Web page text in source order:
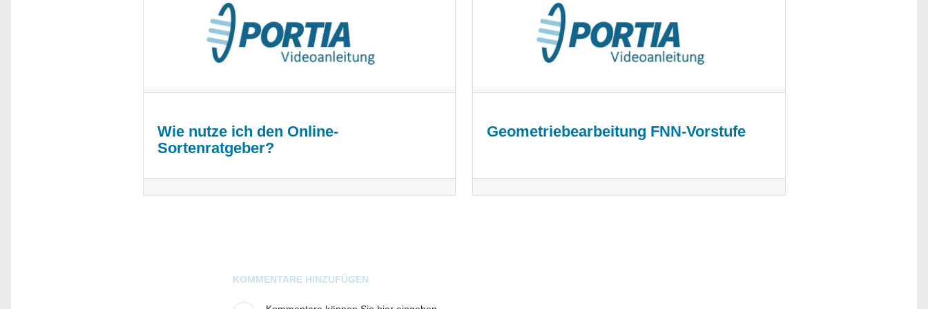
Wie nutze ich den Online-
Sortenratgeber?
Geometriebearbeitung FNN-Vorstufe
Blogs
KOMMENTARE HINZUFÜGEN